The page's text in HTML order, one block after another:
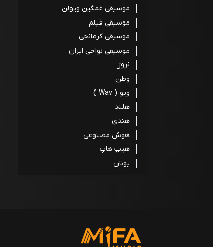
موسیقی غمگین ویولن
موسیقی فیلم
موسیقی کرمانجی
موسیقی نواحی ایران
نروژ
وطن
ویو ( Wav )
هلند
هندی
هوش مصنوعی
هیپ هاپ
یونان